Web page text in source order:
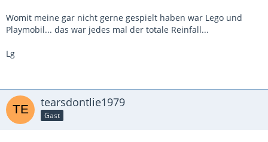
Womit meine gar nicht gerne gespielt haben war Lego und
Playmobil... das war jedes mal der totale Reinfall...
Lg
tearsdontlie1979
Gast